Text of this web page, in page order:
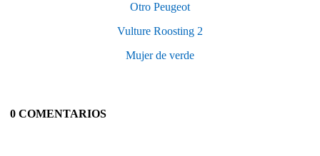
Otro Peugeot
Vulture Roosting 2
Mujer de verde
0 COMENTARIOS